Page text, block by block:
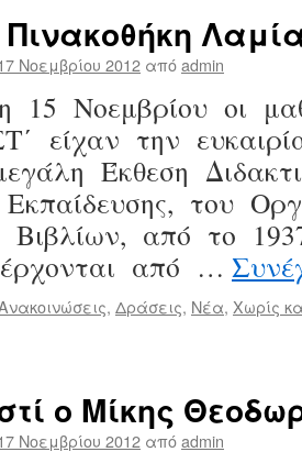
Πινακοθήκη
Νοεμβρίου 2012 απόadmin
15 Νοεμβρίου οι
είχαν την
Έκθεση
του
Βιβλίων, από το
από …
, Δράσεις, Νέα, Χωρίς
ο Μίκης
Νοεμβρίου 2012 απόadmin